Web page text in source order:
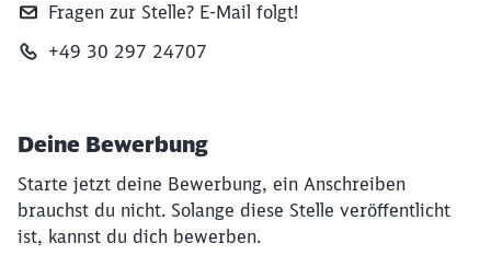
Fragen zur Stelle? E‑Mail folgt!
+49 30 297 24707
Deine Bewerbung
Starte jetzt deine Bewerbung, ein Anschreiben
brauchst du nicht. Solange diese Stelle veröffentlicht
ist, kannst du dich bewerben.